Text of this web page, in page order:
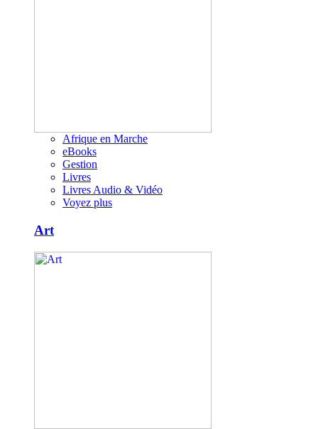
Afrique en Marche
eBooks
Gestion
Livres
Livres Audio & Vidéo
Voyez plus
Art